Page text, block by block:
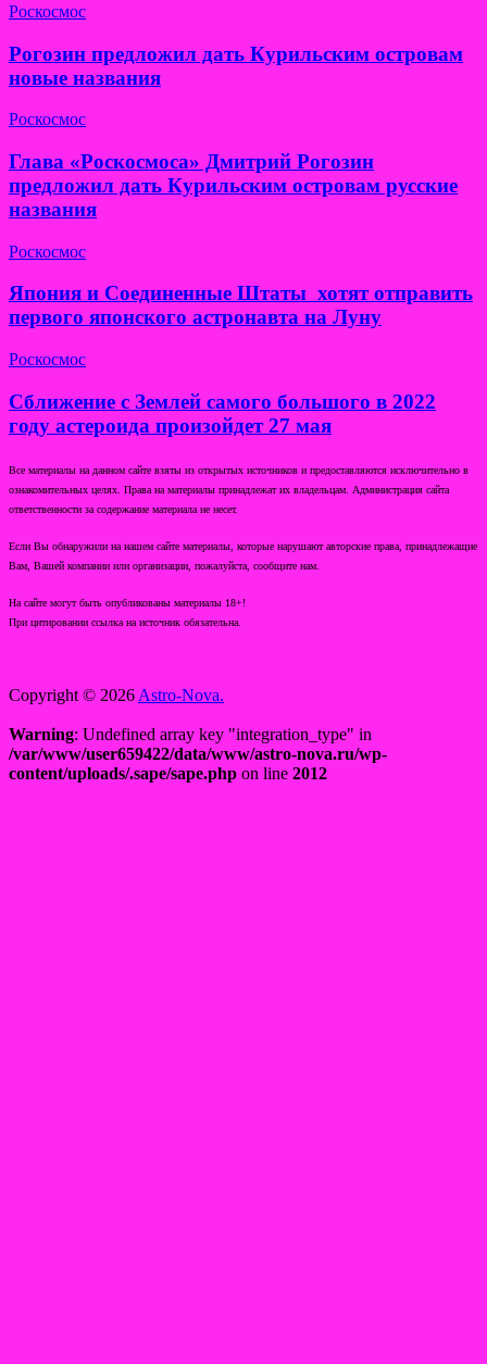
Роскосмос
Рогозин предложил дать Курильским островам
новые названия
Роскосмос
Глава «Роскосмоса» Дмитрий Рогозин
предложил дать Курильским островам русские
названия
Роскосмос
Япония и Соединенные Штаты хотят отправить
первого японского астронавта на Луну
Роскосмос
Сближение с Землей самого большого в 2022
году астероида произойдет 27 мая
Все материалы на данном сайте взяты из открытых источников и предоставляются исключительно в
ознакомительных целях. Права на материалы принадлежат их владельцам. Администрация сайта
ответственности за содержание материала не несет.
Если Вы обнаружили на нашем сайте материалы, которые нарушают авторские права, принадлежащие
Вам, Вашей компании или организации, пожалуйста, сообщите нам.
На сайте могут быть опубликованы материалы 18+!
При цитировании ссылка на источник обязательна.
Copyright © 2026 Astro-Nova.
Warning: Undefined array key "integration_type" in
/var/www/user659422/data/www/astro-nova.ru/wp-
content/uploads/.sape/sape.php on line 2012